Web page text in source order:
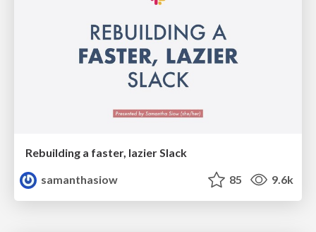
Rebuilding a faster, lazier Slack
samanthasiow
85 9.6k